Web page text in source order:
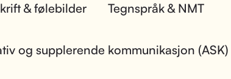
& følebilder Tegnspråk & NMT
og supplerende kommunikasjon (ASK)